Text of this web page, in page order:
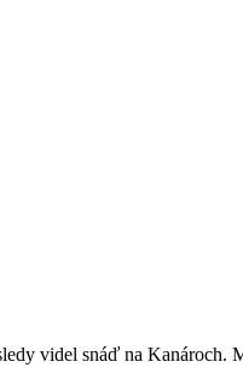
videl snáď na Kanároch.